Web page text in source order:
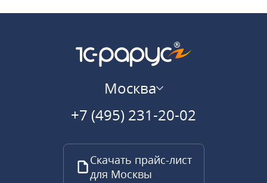
Москва
+7 (495) 231-20-02
Скачать прайс-лист
для Москвы